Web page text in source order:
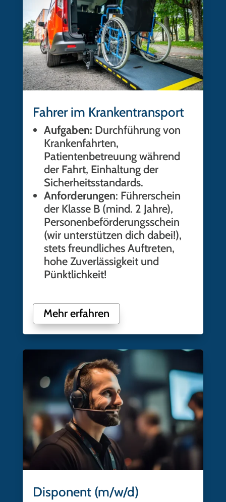
Fahrer im Krankentransport
Aufgaben: Durchführung von
Krankenfahrten,
Patientenbetreuung während
der Fahrt, Einhaltung der
Sicherheitsstandards.
Anforderungen: Führerschein
der Klasse B (mind. 2 Jahre),
Personenbeförderungsschein
(wir unterstützen dich dabei!),
stets freundliches Auftreten,
hohe Zuverlässigkeit und
Pünktlichkeit!
Mehr erfahren
Disponent (m/w/d)